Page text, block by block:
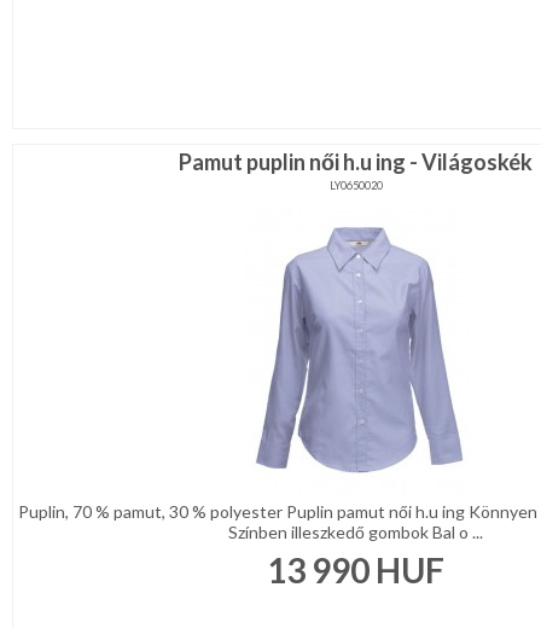
Pamut puplin női h.u ing - Világoskék
LY0650020
Puplin, 70 % pamut, 30 % polyester Puplin pamut női h.u ing
Színben illeszkedő gombok Bal o ...
13 990 HUF